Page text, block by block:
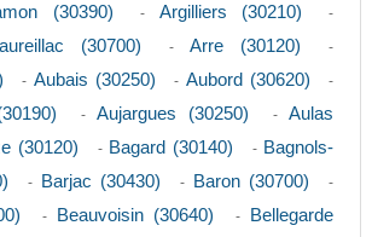
(30390) - Argilliers (30210) -
(30700) - Arre (30120) -
- Aubais (30250) - Aubord (30620) -
-Aujargues (30250) -Aulas
(30120) - Bagard (30140) - Bagnols-
- Barjac (30430) - Baron (30700) -
- Beauvoisin (30640) -
Bellegarde